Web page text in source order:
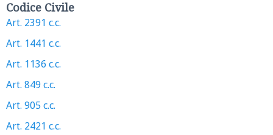
Codice Civile
Art. 2391 c.c.
Art. 1441 c.c.
Art. 1136 c.c.
Art. 849 c.c.
Art. 905 c.c.
Art. 2421 c.c.